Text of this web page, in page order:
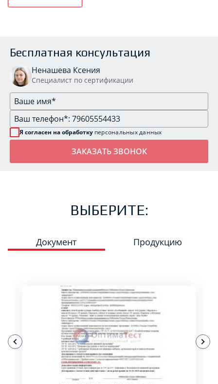
Бесплатная консультация
Ненашева Ксения
Специалист по сертификации
Я согласен на обработку персональных данных
ВЫБЕРИТЕ:
Документ Продукцию
ПОДРОБНЕЕ